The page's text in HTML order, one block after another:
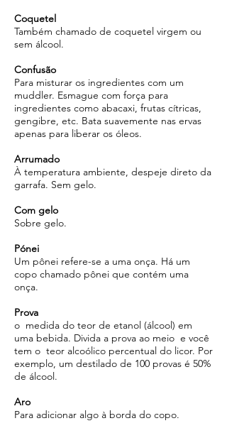
Coquetel
Também chamado de coquetel virgem ou
sem álcool.
Confusão
Para misturar os ingredientes com um
muddler. Esmague com força para
ingredientes como abacaxi, frutas cítricas,
gengibre, etc. Bata suavemente nas ervas
apenas para liberar os óleos.
Arrumado
À temperatura ambiente, despeje direto da
garrafa. Sem gelo.
Com gelo
Sobre gelo.
Pónei
Um pônei refere-se a uma onça. Há um
copo chamado pônei que contém uma
onça.
Prova
o medida do teor de etanol (álcool) em
uma bebida. Divida a prova ao meio e você
tem o teor alcoólico percentual do licor. Por
exemplo, um destilado de 100 provas é 50%
de álcool.
Aro
Para adicionar algo à borda do copo.